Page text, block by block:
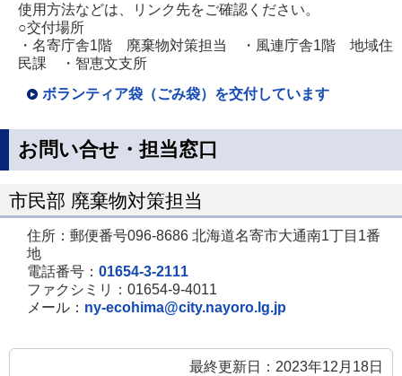
使用方法などは、リンク先をご確認ください。
○交付場所
・名寄庁舎1階 廃棄物対策担当 ・風連庁舎1階 地域住
民課 ・智恵文支所
ボランティア袋（ごみ袋）を交付しています
お問い合せ・担当窓口
市民部 廃棄物対策担当
住所：郵便番号096-8686 北海道名寄市大通南1丁目1番
地
電話番号： 01654-3-2111
ファクシミリ：01654-9-4011
メール： ny-ecohima@city.nayoro.lg.jp
最終更新日：2023年12月18日